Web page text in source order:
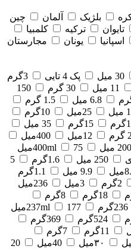
بلژیک آلمان
چین
تایوان ترکیه
کلمبیا
اسپانیا یونان
مجارستان
30 میل پک 4 تایی
3گرم
11 میل 30 گرم
150
6.8 میل
1.5 گرم
25میل
10گرم
15گرم
35 میل
12میل
400میل
200 میل 400ml
75میل
250 میل 1.6گرم
5
9.9 میل
1.1گرم
2گرم 3میل
236میل
18گرم
8گرم
236گرم 237ml
177میل
524گرم
369گرم
11گرم
7گرم
۳۰میل 40میل
20